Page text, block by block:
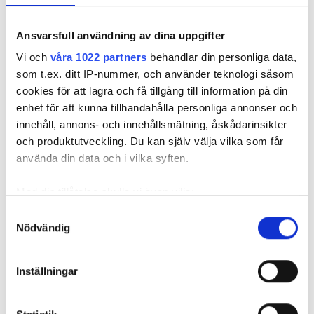
Ansvarsfull användning av dina uppgifter
Vi och våra 1022 partners behandlar din personliga data,
som t.ex. ditt IP-nummer, och använder teknologi såsom
cookies för att lagra och få tillgång till information på din
enhet för att kunna tillhandahålla personliga annonser och
innehåll, annons- och innehållsmätning, åskådarinsikter
och produktutveckling. Du kan själv välja vilka som får
använda din data och i vilka syften.
som kan ha en noggrannhet på upp till flera meter
Ta reda på mer om hur dina personliga uppgifter
Nödvändig
Inställningar
Svante var länge skeptisk:
”Var inte såld på Y-
kopplingen”
PUBLICERAD 15 JAN 2026, 09:21